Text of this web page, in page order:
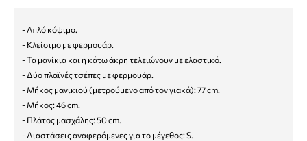
- Απλό κόψιμο.
- Κλείσιμο με φερμουάρ.
- Τα μανίκια και η κάτω άκρη τελειώνουν με ελαστικό.
- Δύο πλαϊνές τσέπες με φερμουάρ.
- Μήκος μανικιού (μετρούμενο από τον γιακά): 77 cm.
- Μήκος: 46 cm.
- Πλάτος μασχάλης: 50 cm.
- Διαστάσεις αναφερόμενες για το μέγεθος: S.